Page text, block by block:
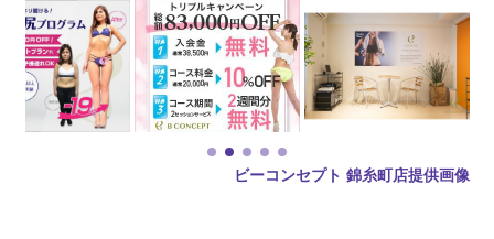
ビーコンセプト 錦糸町店提供画像